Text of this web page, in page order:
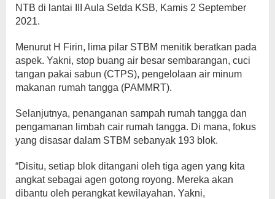
NTB di lantai III Aula Setda KSB, Kamis 2 September
2021.
Menurut H Firin, lima pilar STBM menitik beratkan pada
aspek. Yakni, stop buang air besar sembarangan, cuci
tangan pakai sabun (CTPS), pengelolaan air minum
makanan rumah tangga (PAMMRT).
Selanjutnya, penanganan sampah rumah tangga dan
pengamanan limbah cair rumah tangga. Di mana, fokus
yang disasar dalam STBM sebanyak 193 blok.
“Disitu, setiap blok ditangani oleh tiga agen yang kita
angkat sebagai agen gotong royong. Mereka akan
dibantu oleh perangkat kewilayahan. Yakni,